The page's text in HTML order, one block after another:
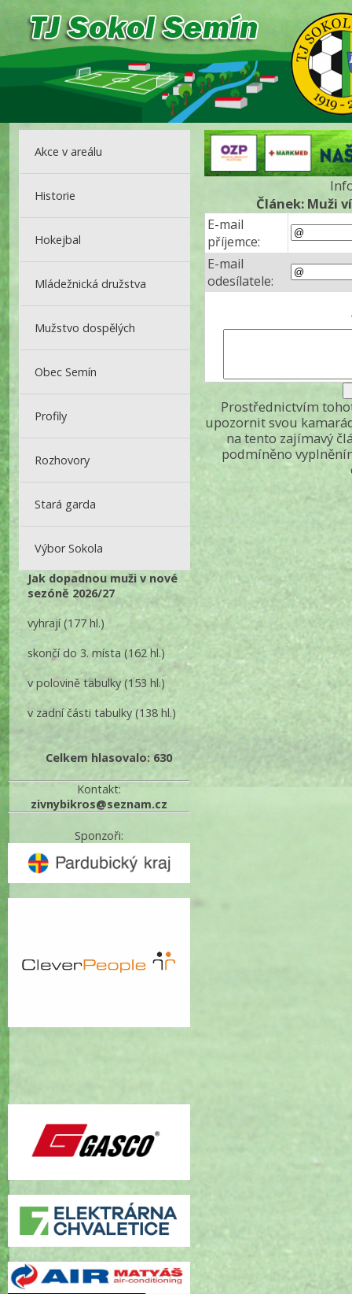
Akce v areálu
Historie
Hokejbal
Mládežnická družstva
Mužstvo dospělých
Obec Semín
Profily
Rozhovory
Stará garda
Výbor Sokola
Jak dopadnou muži v nové
sezóně 2026/27
vyhrají(177 hl.)
skončí do 3. místa (162 hl.)
v polovině tabulky(153 hl.)
v zadní části tabulky (138 hl.)
Celkem hlasovalo: 630
Kontakt:
zivnybikros@seznam.cz
Sponzoři:
Článek: Muži
E-mail
příjemce:
E-mail
odesílatele:
Prostřednictvím
upozornit svou
na tento zajímavý
podmíněno